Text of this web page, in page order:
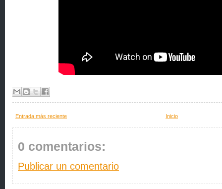
Entrada más reciente Inicio
0 comentarios:
Publicar un comentario